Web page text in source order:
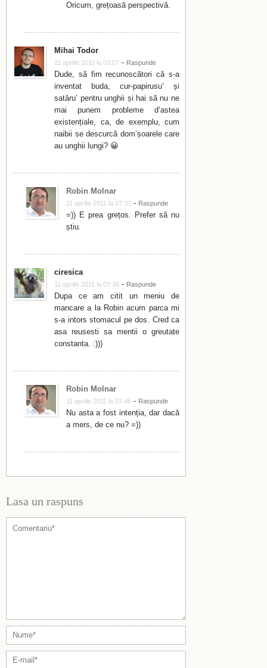
Oricum, grețoasă perspectivă.
Mihai Todor
11 aprilie 2011 la 03:07 - Raspunde
Dude, să fim recunoscători că s-a
inventat buda, cur-papirusu’ și
satâru’ pentru unghii și hai să nu ne
mai punem probleme d’astea
existențiale, ca, de exemplu, cum
naibii se descurcă dom’șoarele care
au unghii lungi? 😀
Robin Molnar
11 aprilie 2011 la 07:37 - Raspunde
=)) E prea grețos. Prefer să nu
știu.
ciresica
11 aprilie 2011 la 07:36 - Raspunde
Dupa ce am citit un meniu de
mancare a la Robin acum parca mi
s-a intors stomacul pe dos. Cred ca
asa reusesti sa mentii o greutate
constanta. :)))
Robin Molnar
11 aprilie 2011 la 07:46 - Raspunde
Nu asta a fost intenția, dar dacă
a mers, de ce nu? =))
Lasa un raspuns